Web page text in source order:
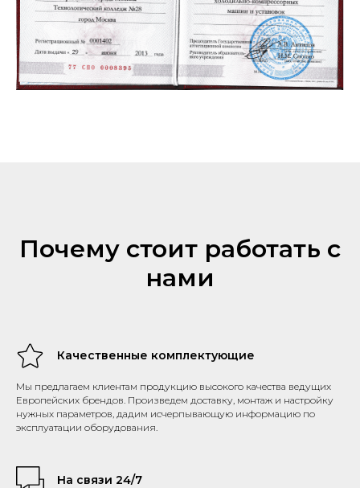
Почему стоит работать с
нами
Качественные комплектующие
Мы предлагаем клиентам продукцию высокого качества ведущих
Европейских брендов. Произведем доставку, монтаж и настройку
нужных параметров, дадим исчерпывающую информацию по
эксплуатации оборудования.
На связи 24/7